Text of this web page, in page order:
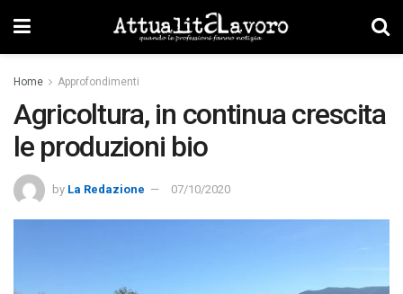
Home Approfondimenti
Agricoltura, in continua crescita
le produzioni bio
by La Redazione 07/10/2020